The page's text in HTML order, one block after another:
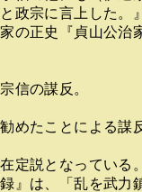
政宗に言上した。
の正史『貞山公治
信の謀反。
めたことによる謀
定説となっている
』は、「乱を武力